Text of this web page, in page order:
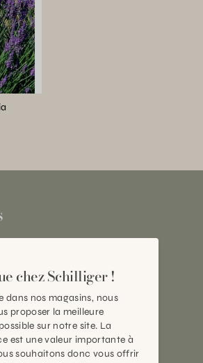
chez Schilliger !
dans nos magasins, nous
proposer la meilleure
sur notre site. La
est une valeur importante à
souhaitons donc vous offrir